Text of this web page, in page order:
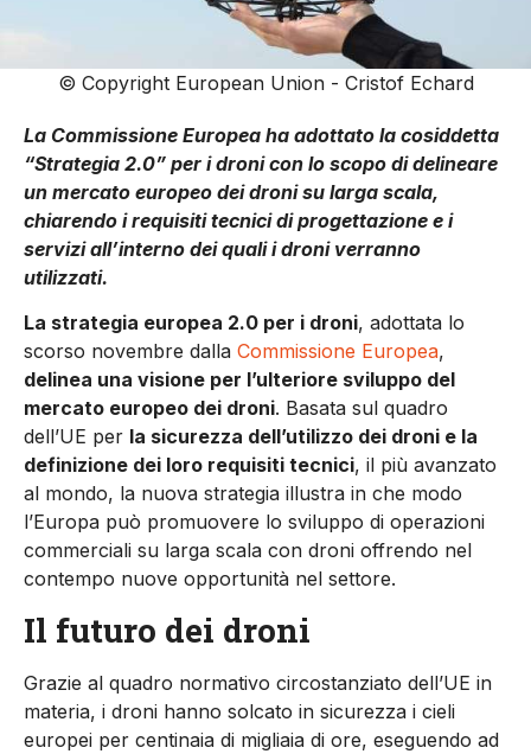
© Copyright European Union - Cristof Echard
La Commissione Europea ha adottato la cosiddetta
“Strategia 2.0” per i droni con lo scopo di delineare
un mercato europeo dei droni su larga scala,
chiarendo i requisiti tecnici di progettazione e i
servizi all’interno dei quali i droni verranno
utilizzati.
La strategia europea 2.0 per i droni, adottata lo
scorso novembre dalla Commissione Europea,
delinea una visione per l’ulteriore sviluppo del
mercato europeo dei droni. Basata sul quadro
dell’UE per la sicurezza dell’utilizzo dei droni e la
definizione dei loro requisiti tecnici, il più avanzato
al mondo, la nuova strategia illustra in che modo
l’Europa può promuovere lo sviluppo di operazioni
commerciali su larga scala con droni offrendo nel
contempo nuove opportunità nel settore.
Il futuro dei droni
Grazie al quadro normativo circostanziato dell’UE in
materia, i droni hanno solcato in sicurezza i cieli
europei per centinaia di migliaia di ore, eseguendo ad